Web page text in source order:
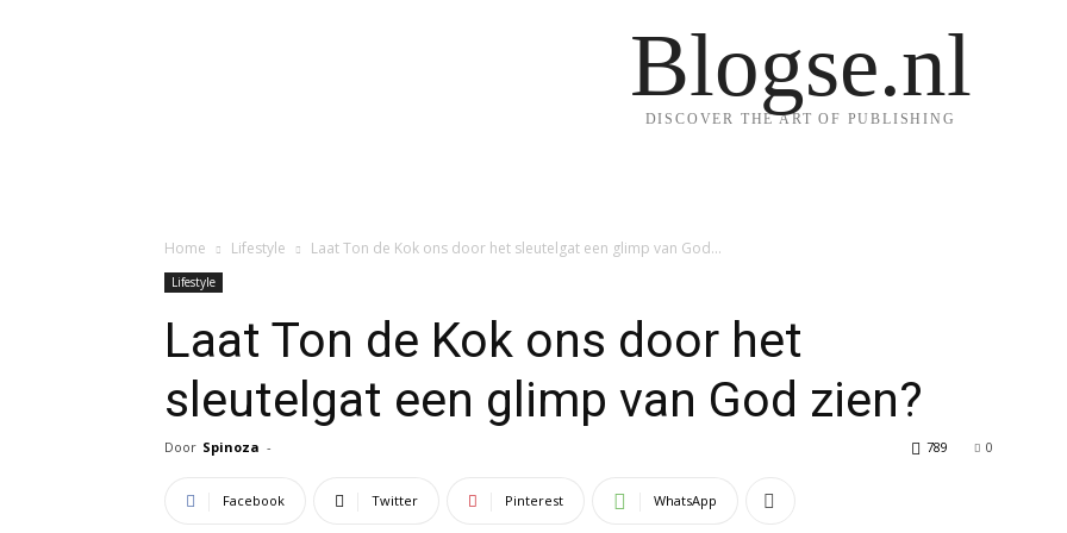
Blogse.nl
DISCOVER THE ART OF PUBLISHING
Home Lifestyle Laat Ton de Kok ons door het sleutelgat een glimp van God...
Lifestyle
Laat Ton de Kok ons door het
sleutelgat een glimp van God zien?
Door Spinoza - 0
789
Facebook Twitter Pinterest WhatsApp